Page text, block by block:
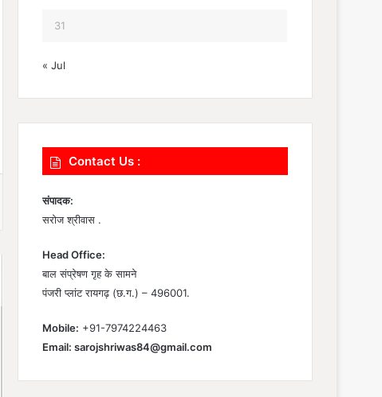
31
« Jul
Contact Us :
संपादक:
सरोज श्रीवास .
Head Office:
बाल संप्रेषण गृह के सामने
पंजरी प्लांट रायगढ़ (छ.ग.) – 496001.
Mobile: +91-7974224463
Email:sarojshriwas84@gmail.com